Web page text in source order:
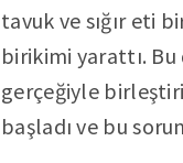
tavuk ve sığır eti
birikimi yarattı.
gerçeğiyle
başladı ve bu